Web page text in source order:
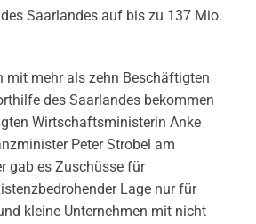
Saarlandes auf bis zu 137 Mio.
mit mehr als zehn Beschäftigten
des Saarlandes bekommen
Wirtschaftsministerin Anke
Peter Strobel am
gab es Zuschüsse für
Lage nur für
kleine Unternehmen mit nicht